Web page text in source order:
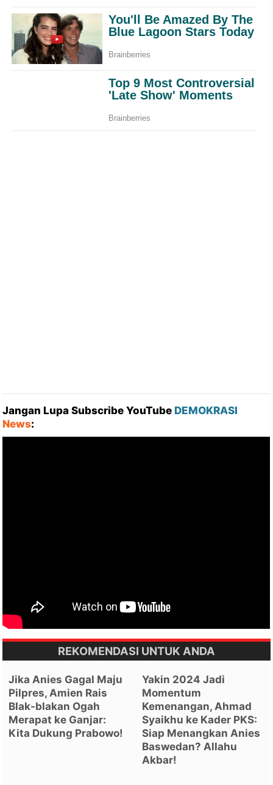
Jangan Lupa Subscribe YouTube DEMOKRASI
News:
REKOMENDASI UNTUK ANDA
Jika Anies Gagal Maju
Pilpres, Amien Rais
Blak-blakan Ogah
Merapat ke Ganjar:
Kita Dukung Prabowo!
Yakin 2024 Jadi
Momentum
Kemenangan, Ahmad
Syaikhu ke Kader PKS:
Siap Menangkan Anies
Baswedan? Allahu
Akbar!